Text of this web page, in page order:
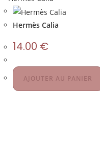
Hermès Calia
14.00 €
AJOUTER AU PANIER